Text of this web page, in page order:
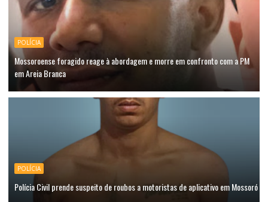
POLÍCIA
Mossoroense foragido reage à abordagem e morre em confronto com a PM
em Areia Branca
POLÍCIA
Polícia Civil prende suspeito de roubos a motoristas de aplicativo em Mossoró